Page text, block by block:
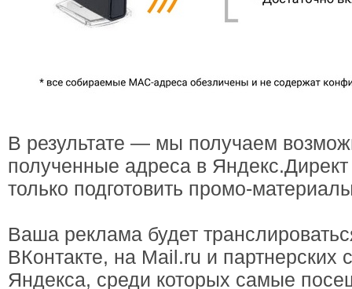
В результате — мы получаем
полученные адреса в
только подготовить промо-
Ваша реклама будет
ВКонтакте, на Mail.ru и партнерских
Яндекса, среди которых самые